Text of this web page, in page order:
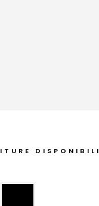
DISPONIBILI